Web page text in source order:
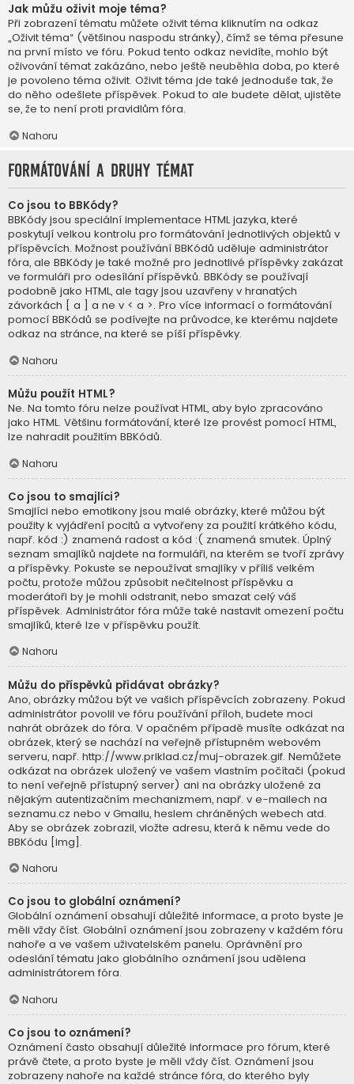
Jak můžu oživit moje téma?
Při zobrazení tématu můžete oživit téma kliknutím na odkaz
„Oživit téma“ (většinou naspodu stránky), čímž se téma přesune
na první místo ve fóru. Pokud tento odkaz nevidíte, mohlo být
oživování témat zakázáno, nebo ještě neuběhla doba, po které
je povoleno téma oživit. Oživit téma jde také jednoduše tak, že
do něho odešlete příspěvek. Pokud to ale budete dělat, ujistěte
se, že to není proti pravidlům fóra.
Nahoru
Formátování a druhy témat
Co jsou to BBKódy?
BBKódy jsou speciální implementace HTML jazyka, které
poskytují velkou kontrolu pro formátování jednotlivých objektů v
příspěvcích. Možnost používání BBKódů uděluje administrátor
fóra, ale BBKódy je také možné pro jednotlivé příspěvky zakázat
ve formuláři pro odesílání příspěvků. BBKódy se používají
podobně jako HTML, ale tagy jsou uzavřeny v hranatých
závorkách [ a ] a ne v < a >. Pro více informací o formátování
pomocí BBKódů se podívejte na průvodce, ke kterému najdete
odkaz na stránce, na které se píší příspěvky.
Nahoru
Můžu použít HTML?
Ne. Na tomto fóru nelze používat HTML, aby bylo zpracováno
jako HTML. Většinu formátování, které lze provést pomocí HTML,
lze nahradit použitím BBKódů.
Nahoru
Co jsou to smajlíci?
Smajlíci nebo emotikony jsou malé obrázky, které můžou být
použity k vyjádření pocitů a vytvořeny za použití krátkého kódu,
např. kód :) znamená radost a kód :( znamená smutek. Úplný
seznam smajlíků najdete na formuláři, na kterém se tvoří zprávy
a příspěvky. Pokuste se nepoužívat smajlíky v příliš velkém
počtu, protože můžou způsobit nečitelnost příspěvku a
moderátoři by je mohli odstranit, nebo smazat celý váš
příspěvek. Administrátor fóra může také nastavit omezení počtu
smajlíků, které lze v příspěvku použít.
Nahoru
Můžu do příspěvků přidávat obrázky?
Ano, obrázky můžou být ve vašich příspěvcích zobrazeny. Pokud
administrátor povolil ve fóru používání příloh, budete moci
nahrát obrázek do fóra. V opačném případě musíte odkázat na
obrázek, který se nachází na veřejně přístupném webovém
serveru, např. http://www.priklad.cz/muj-obrazek.gif. Nemůžete
odkázat na obrázek uložený ve vašem vlastním počítači (pokud
to není veřejně přístupný server) ani na obrázky uložené za
nějakým autentizačním mechanizmem, např. v e-mailech na
seznamu.cz nebo v Gmailu, heslem chráněných webech atd.
Aby se obrázek zobrazil, vložte adresu, která k němu vede do
BBKódu [img].
Nahoru
Co jsou to globální oznámení?
Globální oznámení obsahují důležité informace, a proto byste je
měli vždy číst. Globální oznámení jsou zobrazeny v každém fóru
nahoře a ve vašem uživatelském panelu. Oprávnění pro
odeslání tématu jako globálního oznámení jsou udělena
administrátorem fóra.
Nahoru
Co jsou to oznámení?
Oznámení často obsahují důležité informace pro fórum, které
právě čtete, a proto byste je měli vždy číst. Oznámení jsou
zobrazeny nahoře na každé stránce fóra, do kterého byly